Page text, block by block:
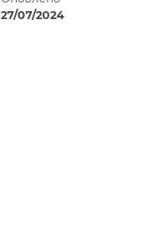
27/07/2024